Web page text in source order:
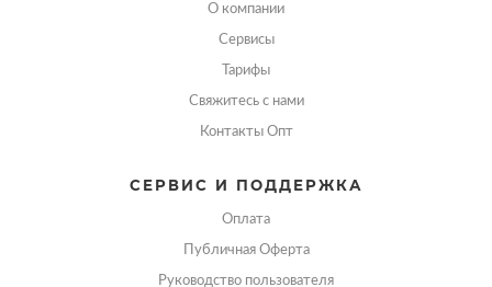
О компании
Сервисы
Тарифы
Свяжитесь с нами
Контакты Опт
СЕРВИС И ПОДДЕРЖКА
Оплата
Публичная Оферта
Руководство пользователя